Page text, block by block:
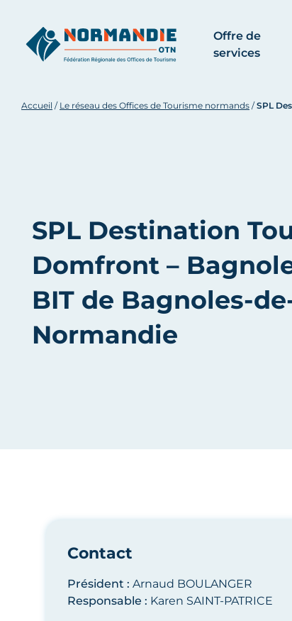
Offre de
services
Accueil / Le réseau des Offices de Tourisme normands /SPL
SPL Destination
Domfront –
BIT de Bagnoles-
Normandie
Contact
Président : Arnaud BOULANGER
Responsable : Karen SAINT-PATRICE